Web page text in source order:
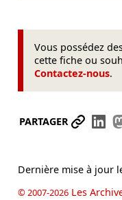
Vous possédez
cette fiche ou
Contactez-nous.
PARTAGER
Dernière mise à jour
© 2007-2026Les